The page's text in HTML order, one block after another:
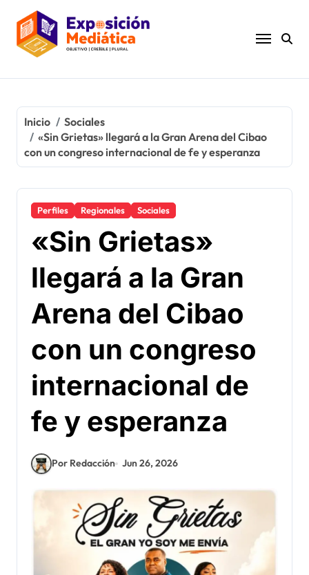
contenido
Inicio
Sociales
«Sin Grietas» llegará a la Gran Arena del Cibao
con un congreso internacional de fe y esperanza
Perfiles Regionales Sociales
«Sin Grietas»
llegará a la Gran
Arena del Cibao
con un congreso
internacional de
fe y esperanza
Por Redacción Jun 26, 2026